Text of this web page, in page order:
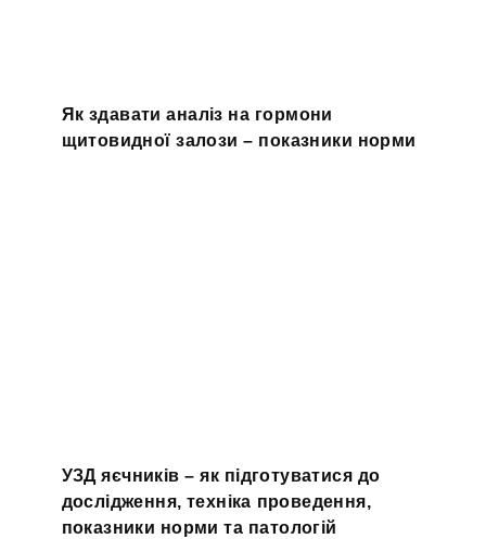
Як здавати аналіз на гормони
щитовидної залози – показники норми
УЗД яєчників – як підготуватися до
дослідження, техніка проведення,
показники норми та патологій